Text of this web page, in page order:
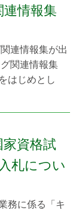
4688（資格
情報集
連情報集が出
関連情報集
はじめとし
サルタント、
・労働・経済
潔かつ網羅的
2018年
家資格試
札につい
務に係る「キ